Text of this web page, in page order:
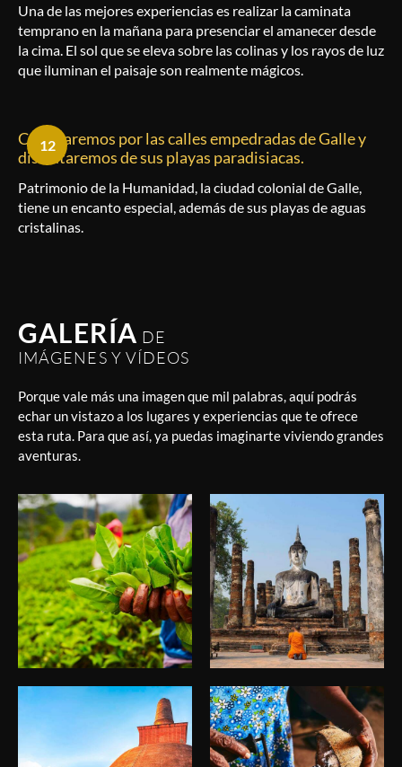
Una de las mejores experiencias es realizar la caminata
temprano en la mañana para presenciar el amanecer desde
la cima. El sol que se eleva sobre las colinas y los rayos de luz
que iluminan el paisaje son realmente mágicos.
Caminaremos por las calles empedradas de Galle y
disfrutaremos de sus playas paradisiacas.
12
Patrimonio de la Humanidad, la ciudad colonial de Galle,
tiene un encanto especial, además de sus playas de aguas
cristalinas.
GALERÍA DE
IMÁGENES Y VÍDEOS
Porque vale más una imagen que mil palabras, aquí podrás
echar un vistazo a los lugares y experiencias que te ofrece
esta ruta. Para que así, ya puedas imaginarte viviendo grandes
aventuras.